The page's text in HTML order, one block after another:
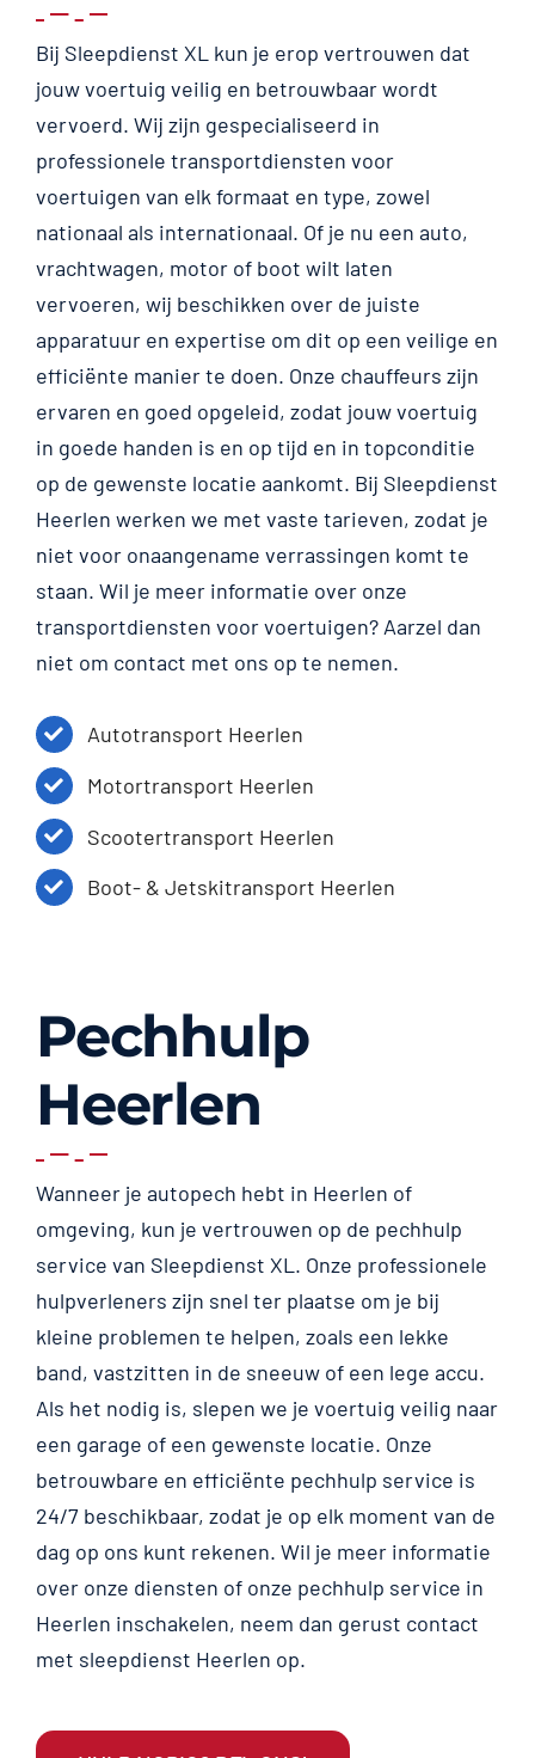
Bij Sleepdienst XL kun je erop vertrouwen dat
jouw voertuig veilig en betrouwbaar wordt
vervoerd. Wij zijn gespecialiseerd in
professionele transportdiensten voor
voertuigen van elk formaat en type, zowel
nationaal als internationaal. Of je nu een auto,
vrachtwagen, motor of boot wilt laten
vervoeren, wij beschikken over de juiste
apparatuur en expertise om dit op een veilige en
efficiënte manier te doen. Onze chauffeurs zijn
ervaren en goed opgeleid, zodat jouw voertuig
in goede handen is en op tijd en in topconditie
op de gewenste locatie aankomt. Bij Sleepdienst
Heerlen werken we met vaste tarieven, zodat je
niet voor onaangename verrassingen komt te
staan. Wil je meer informatie over onze
transportdiensten voor voertuigen? Aarzel dan
niet om contact met ons op te nemen.
Autotransport Heerlen
Motortransport Heerlen
Scootertransport Heerlen
Boot- & Jetskitransport Heerlen
Pechhulp
Heerlen
Wanneer je autopech hebt in Heerlen of
omgeving, kun je vertrouwen op de pechhulp
service van Sleepdienst XL. Onze professionele
hulpverleners zijn snel ter plaatse om je bij
kleine problemen te helpen, zoals een lekke
band, vastzitten in de sneeuw of een lege accu.
Als het nodig is, slepen we je voertuig veilig naar
een garage of een gewenste locatie. Onze
betrouwbare en efficiënte pechhulp service is
24/7 beschikbaar, zodat je op elk moment van de
dag op ons kunt rekenen. Wil je meer informatie
over onze diensten of onze pechhulp service in
Heerlen inschakelen, neem dan gerust contact
met sleepdienst Heerlen op.